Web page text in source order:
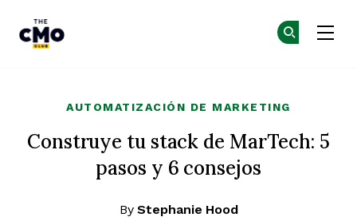
AUTOMATIZACIÓN DE MARKETING
Construye tu stack de MarTech: 5
pasos y 6 consejos
By Stephanie Hood